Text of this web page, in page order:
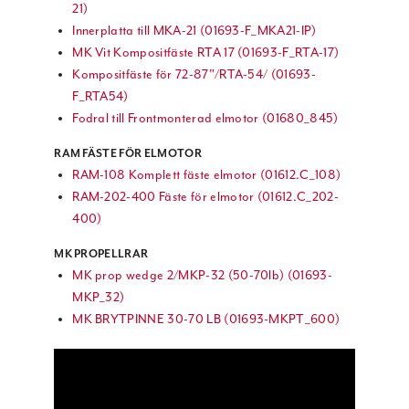
21)
Innerplatta till MKA-21 (01693-F_MKA21-IP)
MK Vit Kompositfäste RTA 17 (01693-F_RTA-17)
Kompositfäste för 72-87"/RTA-54/ (01693-
F_RTA54)
Fodral till Frontmonterad elmotor (01680_845)
RAM FÄSTE FÖR ELMOTOR
RAM-108 Komplett fäste elmotor (01612.C_108)
RAM-202-400 Fäste för elmotor (01612.C_202-
400)
MK PROPELLRAR
MK prop wedge 2/MKP-32 (50-70lb) (01693-
MKP_32)
MK BRYTPINNE 30-70 LB (01693-MKPT_600)